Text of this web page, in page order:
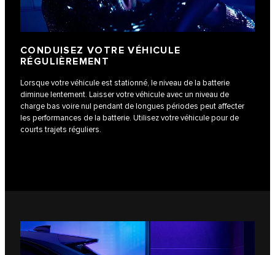
CONDUISEZ VOTRE VÉHICULE
RÉGULIÈREMENT
Lorsque votre véhicule est stationné, le niveau de la batterie
diminue lentement. Laisser votre véhicule avec un niveau de
charge bas voire nul pendant de longues périodes peut affecter
les performances de la batterie. Utilisez votre véhicule pour de
courts trajets réguliers.